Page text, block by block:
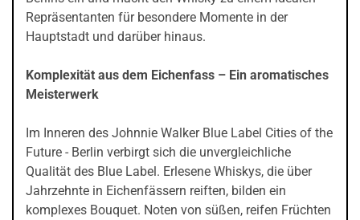
Repräsentanten für besondere Momente in der
Hauptstadt und darüber hinaus.
Komplexität aus dem Eichenfass – Ein aromatisches
Meisterwerk
Im Inneren des Johnnie Walker Blue Label Cities of the
Future - Berlin verbirgt sich die unvergleichliche
Qualität des Blue Label. Erlesene Whiskys, die über
Jahrzehnte in Eichenfässern reiften, bilden ein
komplexes Bouquet. Noten von süßen, reifen Früchten